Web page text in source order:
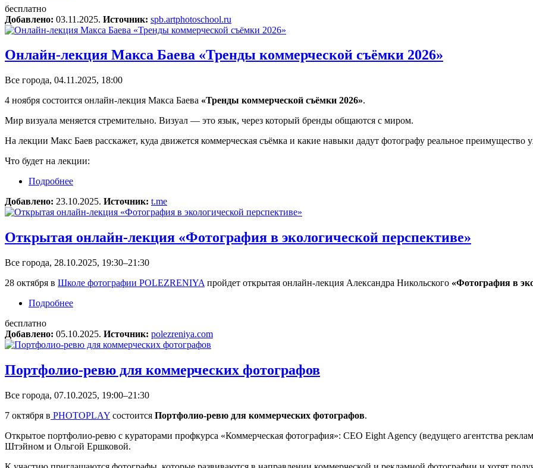
бесплатно
Добавлено: 03.11.2025. Источник: spb.artphotoschool.ru
Онлайн-лекция Макса Баева «Тренды коммерческой съёмки 2026»
Все города, 04.11.2025, 18:00
4 ноября состоится онлайн-лекция Макса Баева «Тренды коммерческой съёмки 2026».
Мир визуала меняется стремительно. Визуал — это язык, через который бренды общаются с миром.
На лекции Макс Баев расскажет, куда движется коммерческая съёмка и какие навыки дадут фотографу реальное преимущество
Что будет на лекции:
Подробнее
Добавлено: 23.10.2025. Источник: t.me
Открытая онлайн-лекция «Фотография в экологической перспективе»
Все города, 28.10.2025, 19:30–21:30
28 октября в Школе фотографии POLEZRENIYA пройдет открытая онлайн-лекция Александра Никольского «Фотография в
Подробнее
бесплатно
Добавлено: 05.10.2025. Источник: polezreniya.com
Портфолио-ревю для коммерческих фотографов
Все города, 07.10.2025, 19:00–21:30
7 октября в PHOTOPLAY состоится Портфолио-ревю для коммерческих фотографов.
Открытое портфолио-ревю с кураторами профкурса «Коммерческая фотография»: CEO Eight Agency (ведущего агентства
Штэйном и Ольгой Ершковой.